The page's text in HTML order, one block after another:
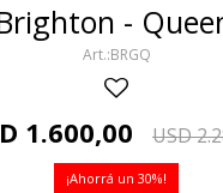
-
BRGQ
1.600,00 USD
30